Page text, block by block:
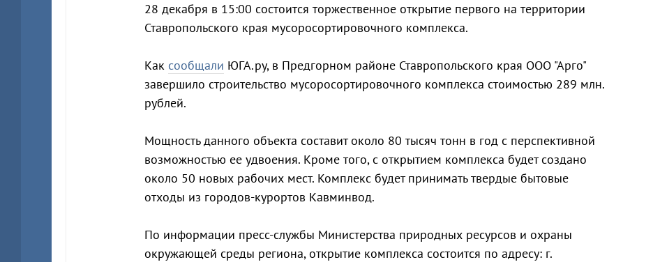
28 декабря в 15:00 состоится торжественное открытие первого на территории
Ставропольского края мусоросортировочного комплекса.
Как сообщали ЮГА.ру, в Предгорном районе Ставропольского края ООО "Арго"
завершило строительство мусоросортировочного комплекса стоимостью 289 млн.
рублей.
Мощность данного объекта составит около 80 тысяч тонн в год с перспективной
возможностью ее удвоения. Кроме того, с открытием комплекса будет создано
около 50 новых рабочих мест. Комплекс будет принимать твердые бытовые
отходы из городов-курортов Кавминвод.
По информации пресс-службы Министерства природных ресурсов и охраны
окружающей среды региона, открытие комплекса состоится по адресу: г.